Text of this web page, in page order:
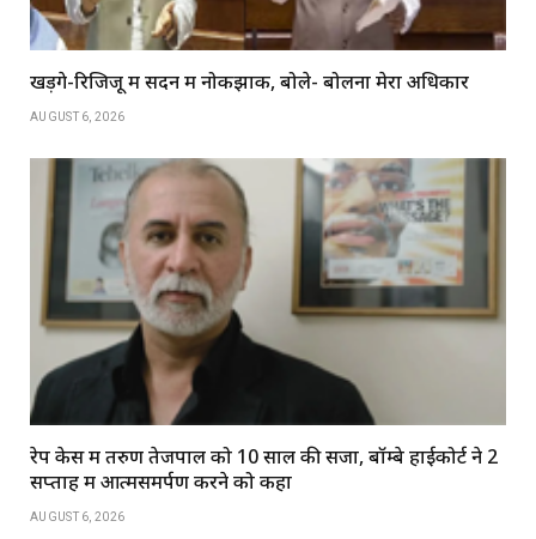
खड़गे-रिजिजू में सदन में नोकझोंक, बोले- बोलना मेरा अधिकार
AUGUST 6, 2026
रेप केस में तरुण तेजपाल को 10 साल की सजा, बॉम्बे हाईकोर्ट ने 2
सप्ताह में आत्मसमर्पण करने को कहा
AUGUST 6, 2026